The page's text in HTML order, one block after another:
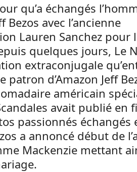
qu’a échangés
avec l’ancienne
Lauren Sanchez pour
quelques jours, Le
extraconjugale
d’Amazon Jeff
américain
avait publié en
passionnés échangés
a annoncé début de
Mackenzie mettant